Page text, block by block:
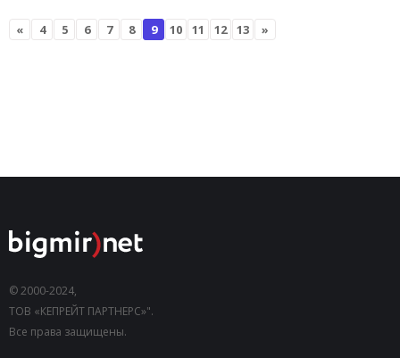
« 4 5 6 7 8 9 10 11 12 13 »
© 2000-2024,
ТОВ «КЕПРЕЙТ ПАРТНЕРС»".
Все права защищены.